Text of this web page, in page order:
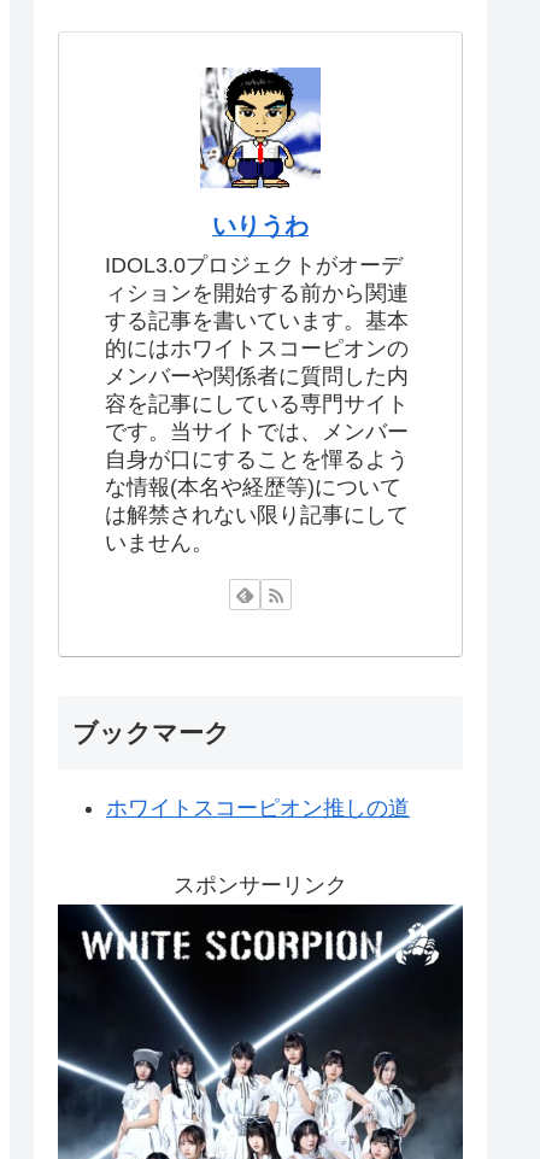
いりうわ
IDOL3.0プロジェクトがオーデ
ィションを開始する前から関連
する記事を書いています。基本
的にはホワイトスコーピオンの
メンバーや関係者に質問した内
容を記事にしている専門サイト
です。当サイトでは、メンバー
自身が口にすることを憚るよう
な情報(本名や経歴等)について
は解禁されない限り記事にして
いません。
ブックマーク
ホワイトスコーピオン推しの道
スポンサーリンク